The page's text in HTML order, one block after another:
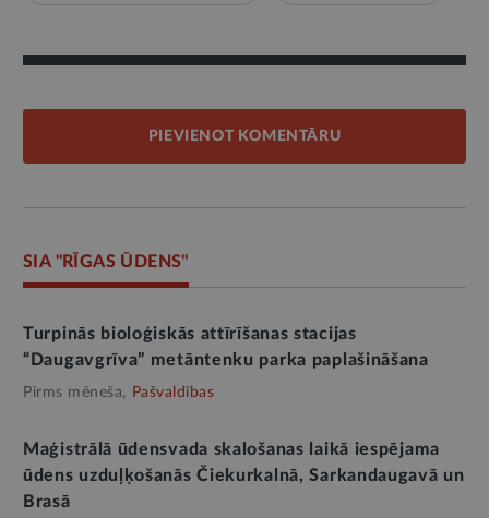
PIEVIENOT KOMENTĀRU
SIA "RĪGAS ŪDENS"
Turpinās bioloģiskās attīrīšanas stacijas
“Daugavgrīva” metāntenku parka paplašināšana
Pirms mēneša, Pašvaldības
Maģistrālā ūdensvada skalošanas laikā iespējama
ūdens uzduļķošanās Čiekurkalnā, Sarkandaugavā un
Brasā